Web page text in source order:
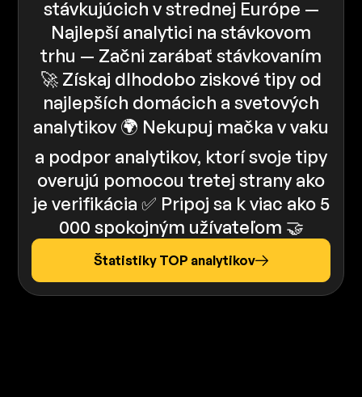
stávkujúcich v strednej Európe —
Najlepší analytici na stávkovom
trhu — Začni zarábať stávkovaním
🚀 Získaj dlhodobo ziskové tipy od
najlepších domácich a svetových
analytikov 🌍 Nekupuj mačka v vaku
a podpor analytikov, ktorí svoje tipy
overujú pomocou tretej strany ako
je verifikácia ✅ Pripoj sa k viac ako 5
000 spokojným užívateľom 🤝
Štatistiky TOP analytikov